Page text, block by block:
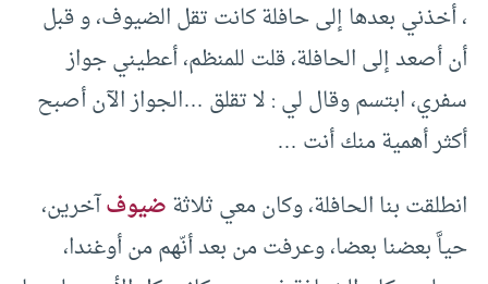
، أخذني بعدها إلى حافلة كانت تقل الضيوف، و قبل
أن أصعد إلى الحافلة، قلت للمنظم، أعطيني جواز
سفري، ابتسم وقال لي : لا تقلق …الجواز الآن أصبح
أكثر أهمية منك أنت …
انطلقت بنا الحافلة، وكان معي ثلاثةضيوفآخرين،
حياَّ بعضنا بعضا، وعرفت من بعد أنّهم من أوغندا،